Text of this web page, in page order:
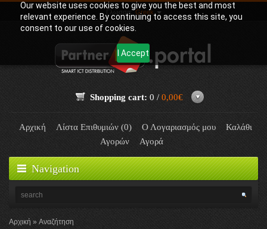
Our website uses cookies to give you the best and most
relevant experience. By continuing to access this site, you
consent to our use of cookies.
I Accept
Γλώσσα:Greek
Shopping cart: 0 / 0,00€
Αρχική Λίστα Επιθυμιών (0) Ο Λογαριασμός μου
Καλάθι
Αγορών
Αγορά
Navigation
Αρχική Αναζήτηση